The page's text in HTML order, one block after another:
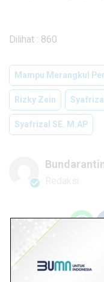
Dilihat : 860
Mampu Merangkul
Rizky Zein
Syafrizal SE. M.AP